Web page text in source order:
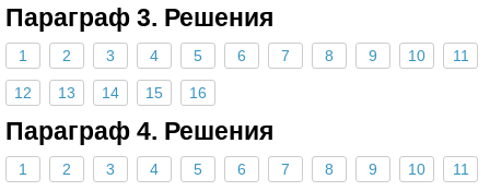
Параграф 3. Решения
1 2 3 4 5 6 7 8 9 10 11
12 13 14 15 16
Параграф 4. Решения
1 2 3 4 5 6 7 8 9 10 11